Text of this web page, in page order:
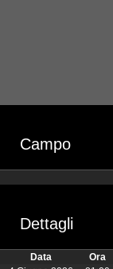
Campo
Dettagli
Data Ora